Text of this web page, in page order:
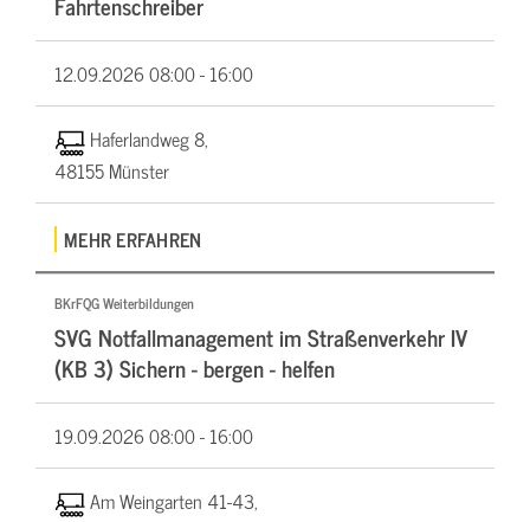
12.09.202608:00 - 16:00
Haferlandweg 8,
48155 Münster
MEHR ERFAHREN
BKrFQG Weiterbildungen
SVG Notfallmanagement im Straßenverkehr IV
(KB 3) Sichern - bergen - helfen
19.09.202608:00 - 16:00
Am Weingarten 41-43,